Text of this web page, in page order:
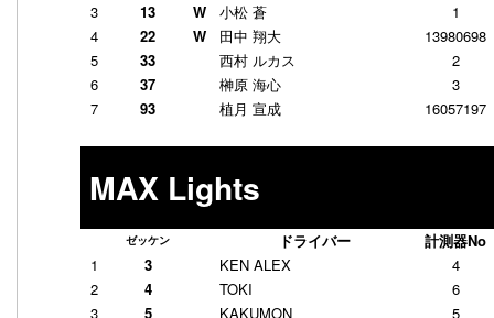
3
13 W 小松 蒼
1
4
22 W 田中 翔大
13980698
5
33 西村 ルカス
2
6
37 榊原 海心
3
7
93 植月 宣成 16057197
MAX Lights
ゼッケン ドライバー
計測器No
1
3 KEN ALEX
4
2
4 TOKI
6
3
5 KAKUMON
5